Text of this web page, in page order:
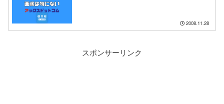
2008.11.28
スポンサーリンク